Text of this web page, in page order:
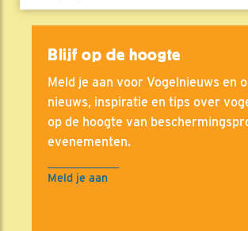
Blijf op de hoogte
Meld je aan voor Vogelnieuws en
nieuws, inspiratie en tips over
op de hoogte van
evenementen.
Meld je aan